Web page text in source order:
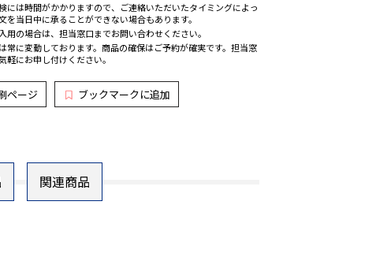
には時間がかかりますので、ご連絡いただいたタイミングによっ
を当日中に承ることができない場合もあります。
用の場合は、担当窓口までお問い合わせください。
常に変動しております。商品の確保はご予約が確実です。担当窓
軽にお申し付けください。
ページ ブックマークに追加
関連商品